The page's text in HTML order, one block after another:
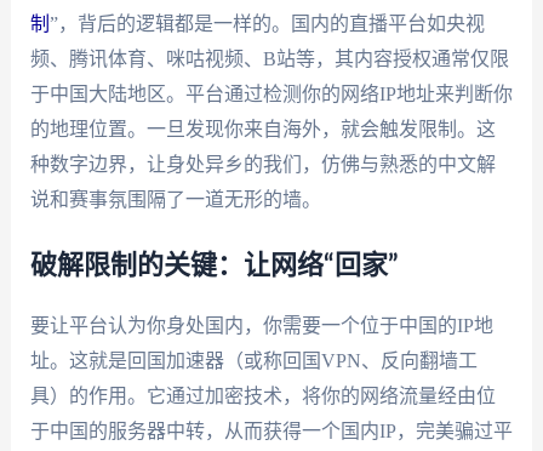
制 ”，背后的逻辑都是一样的。国内的直播平台如央视
频、腾讯体育、咪咕视频、B站等，其内容授权通常仅限
于中国大陆地区。平台通过检测你的网络IP地址来判断你
的地理位置。一旦发现你来自海外，就会触发限制。这
种数字边界，让身处异乡的我们，仿佛与熟悉的中文解
说和赛事氛围隔了一道无形的墙。
破解限制的关键：让网络“回家”
要让平台认为你身处国内，你需要一个位于中国的IP地
址。这就是回国加速器（或称回国VPN、反向翻墙工
具）的作用。它通过加密技术，将你的网络流量经由位
于中国的服务器中转，从而获得一个国内IP，完美骗过平